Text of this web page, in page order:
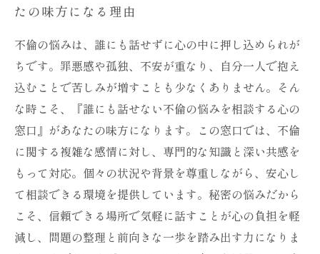
たの味方になる理由
不倫の悩みは、誰にも話せずに心の中に押し込められが
ちです。罪悪感や孤独、不安が重なり、自分一人で抱え
込むことで苦しみが増すことも少なくありません。そん
な時こそ、『誰にも話せない不倫の悩みを相談する心の
窓口』があなたの味方になります。この窓口では、不倫
に関する複雑な感情に対し、専門的な知識と深い共感を
もって対応。個々の状況や背景を尊重しながら、安心し
て相談できる環境を提供しています。秘密の悩みだから
こそ、信頼できる場所で気軽に話すことが心の負担を軽
減し、問題の整理と前向きな一歩を踏み出す力になりま